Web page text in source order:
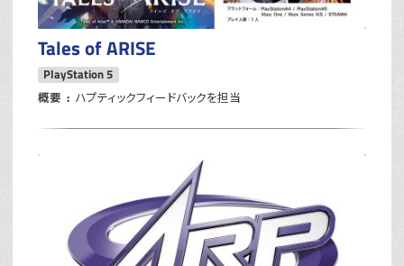
Tales of ARISE
PlayStation 5
概要
ハプティックフィードバックを担当